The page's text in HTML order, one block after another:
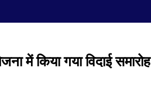
में किया गया विदाई समारोह